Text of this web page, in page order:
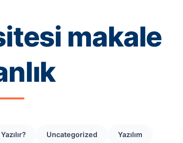
makale
Uncategorized Yazılım